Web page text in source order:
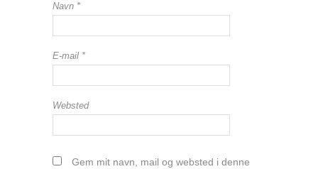
Navn *
E-mail *
Websted
Gem mit navn, mail og websted i denne